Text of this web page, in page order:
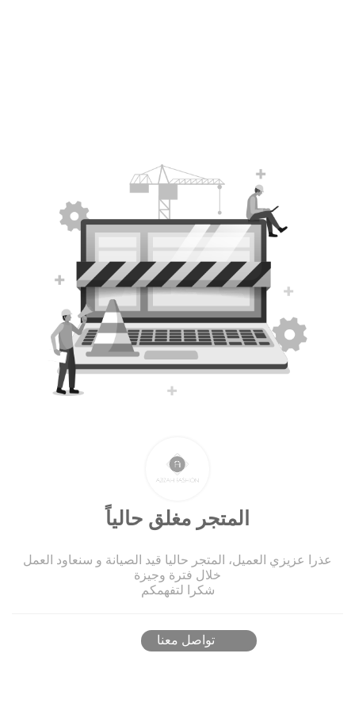
المتجر مغلق حالياً
عذرا عزيزي العميل، المتجر حاليا قيد الصيانة و سنعاود العمل
خلال فترة وجيزة
شكرا لتفهمكم
تواصل معنا